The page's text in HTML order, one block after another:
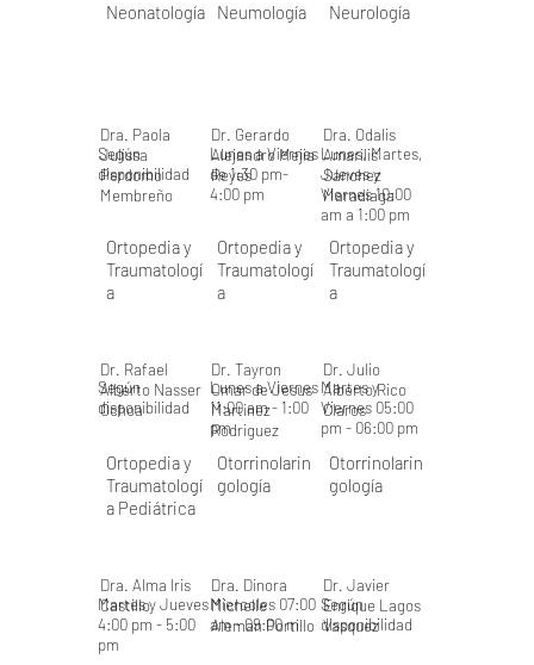
Neonatología
Según
disponibilidad
Dra. Paola
Julissa
Perdomo
Membreño
Neumología
Lunes a Viernes
de 1:30 pm-
4:00 pm
Dr. Gerardo
Alejandro Mejia
Reyes
Neurología
Lunes, Martes,
Jueves y
Viernes 10:00
am a 1:00 pm
Dra. Odalis
Amarilis
Sánchez
Maradiaga
Ortopedia y
Traumatologí
a
Según
disponibilidad
Dr. Rafael
Alberto Nasser
Ochoa
Ortopedia y
Traumatologí
a
Lunes a Viernes
11:00 am - 1:00
pm
Dr. Tayron
Omar de Jesus
Martinez
Rodriguez
Ortopedia y
Traumatologí
a
Martes y
Viernes 05:00
pm - 06:00 pm
Dr. Julio
Alberto Rico
Claros
Ortopedia y
Traumatologí
a Pediátrica
Martes y Jueves
4:00 pm - 5:00
pm
Dra. Alma Iris
Castillo
Otorrinolarin
gología
Miercoles 07:00
am - 09:00 m
Dra. Dinora
Michelle
Aleman Portillo
Otorrinolarin
gología
Según
disponibilidad
Dr. Javier
Enrique Lagos
Vasquez